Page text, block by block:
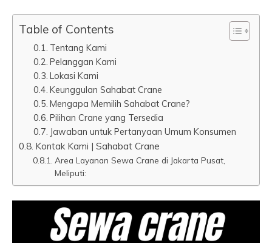
Table of Contents
Tentang Kami
Pelanggan Kami
Lokasi Kami
Keunggulan Sahabat Crane
Mengapa Memilih Sahabat Crane?
Pilihan Crane yang Tersedia
Jawaban untuk Pertanyaan Umum Konsumen
Kontak Kami | Sahabat Crane
Area Layanan Sewa Crane di Jakarta Pusat,
Meliputi: